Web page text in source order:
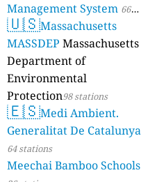
Management System 66
stations
🇺🇸Massachusetts
MASSDEP Massachusetts
Department of
Environmental
Protection98 stations
🇪🇸Medi Ambient.
Generalitat De Catalunya
64 stations
Meechai Bamboo Schools